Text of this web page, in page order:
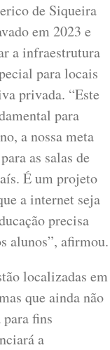
de Siqueira
em 2023 e
a infraestrutura
para locais
privada. “Este
para
a nossa meta
as salas de
É um projeto
a internet seja
precisa
alunos”, afirmou.
localizadas em
que ainda não
fins
a